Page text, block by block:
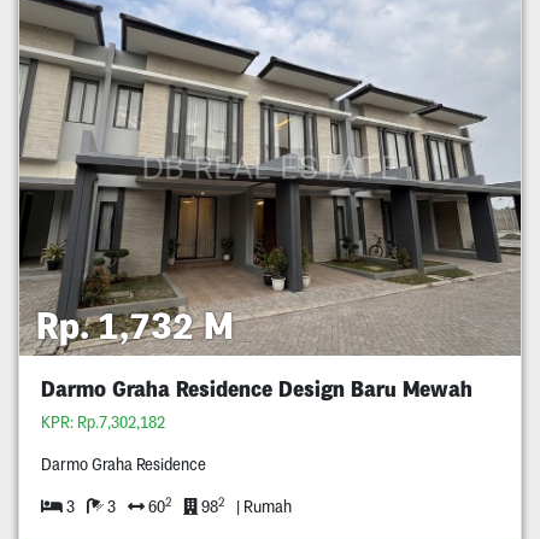
Rp. 1,732 M
Darmo Graha Residence Design Baru Mewah
KPR: Rp.7,302,182
Darmo Graha Residence
3 3 602 982 | Rumah